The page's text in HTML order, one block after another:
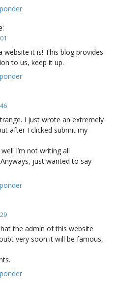
website it is! This blog provides
to us, keep it up.
I just wrote an extremely
after I clicked submit my
I’m not writing all
just wanted to say
the admin of this website
very soon it will be famous,